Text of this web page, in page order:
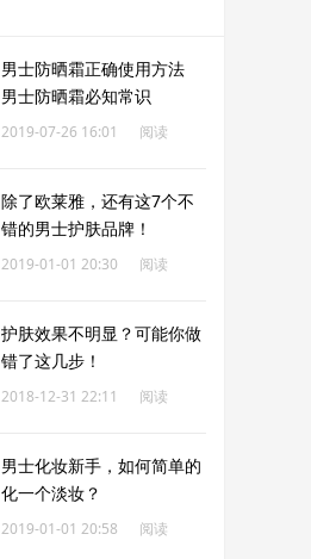
男士防晒霜正确使用方法
男士防晒霜必知常识
2019-07-26 16:01
阅读
除了欧莱雅，还有这7个不
错的男士护肤品牌！
2019-01-01 20:30
阅读
护肤效果不明显？可能你做
错了这几步！
2018-12-31 22:11
阅读
男士化妆新手，如何简单的
化一个淡妆？
2019-01-01 20:58
阅读